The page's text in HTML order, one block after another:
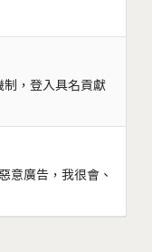
，登入具名貢獻
意廣告，我很會、